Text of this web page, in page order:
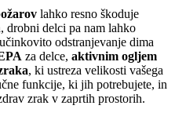
lahko resno škoduje
drobni delci pa nam lahko
odstranjevanje dima
za delce, aktivnim ogljem
, ki ustreza velikosti vašega
funkcije, ki jih potrebujete, in
zrak v zaprtih prostorih.